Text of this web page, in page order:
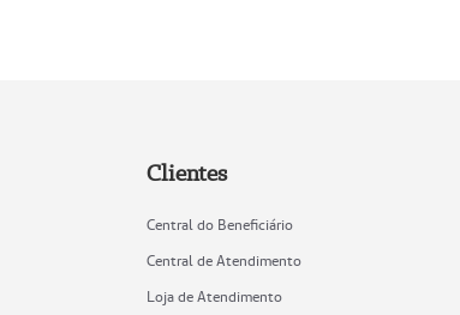
Clientes
Central do Beneficiário
Central de Atendimento
Loja de Atendimento